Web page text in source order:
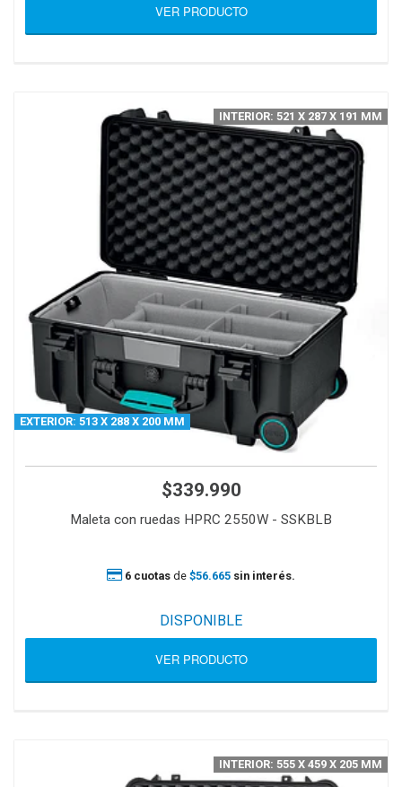
VER PRODUCTO
EXTERIOR: 513 X 288 X 200 MM
$339.990
Maleta con ruedas HPRC 2550W - SSKBLB
INTERIOR: 521 X 287 X 191 MM
6 cuotas de $56.665 sin interés.
DISPONIBLE
VER PRODUCTO
INTERIOR: 555 X 459 X 205 MM